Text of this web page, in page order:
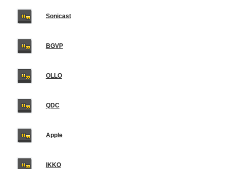
Sonicast
BGVP
OLLO
QDC
Apple
IKKO